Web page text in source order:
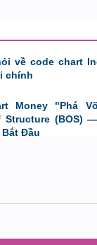
về code chart
chính
lúc 10:21
Money "Phá
Structure (BOS)
Đầu